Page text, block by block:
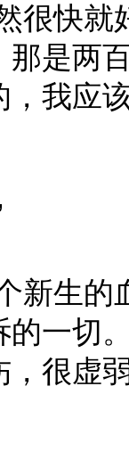
很快就
那是
我应
新生的
一切
很虚